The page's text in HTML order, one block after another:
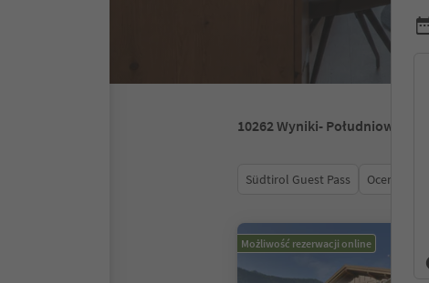
10262Wyniki- Południowy Tyrol
Südtirol Guest Pass Ocena
Możliwość rezerwacji online